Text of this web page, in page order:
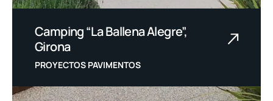
Camping “La Ballena Alegre”,
Girona
PROYECTOS PAVIMENTOS